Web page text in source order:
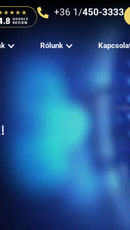
+36 1/450-3333
Rólunk